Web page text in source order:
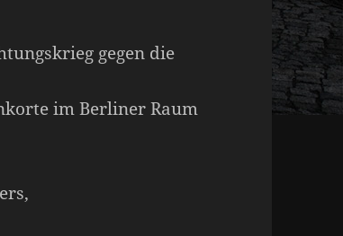
gegen die
im Berliner Raum